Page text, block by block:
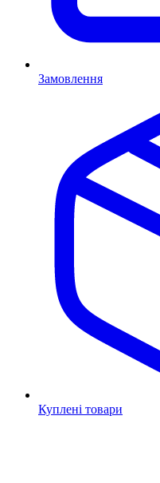
Замовлення
Куплені товари